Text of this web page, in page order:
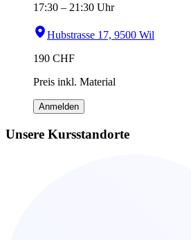
17:30 – 21:30 Uhr
Hubstrasse 17, 9500 Wil
190 CHF
Preis inkl. Material
Anmelden
Unsere Kursstandorte